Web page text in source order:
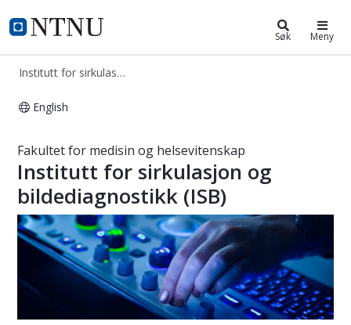
NTNU Hjemmeside
Institutt for sirkulasjon og Søk Meny
Institutt for sirkulasjon og bildediagnostikk
English
Fakultet for medisin og helsevitenskap
Institutt for sirkulasjon og
bildediagnostikk (ISB)